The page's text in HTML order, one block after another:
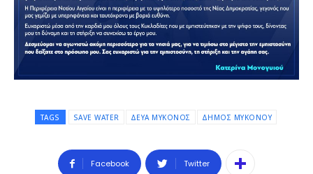
TAGS SAVE WATER ΔΕΥΑ ΜΥΚΟΝΟΣ ΔΗΜΟΣ ΜΥΚΟΝΟΥ
Facebook Twitter